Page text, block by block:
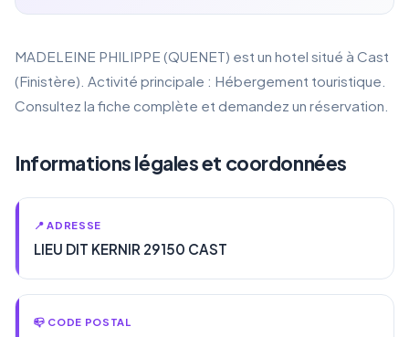
MADELEINE PHILIPPE (QUENET) est un hotel situé à Cast
(Finistère). Activité principale : Hébergement touristique.
Consultez la fiche complète et demandez un réservation.
Informations légales et coordonnées
📍 ADRESSE
LIEU DIT KERNIR 29150 CAST
📪 CODE POSTAL